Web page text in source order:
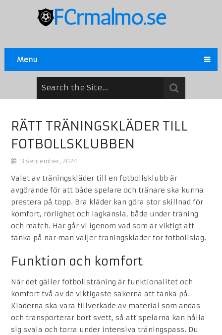
Menu
RÄTT TRÄNINGSKLÄDER TILL
FOTBOLLSKLUBBEN
13 september, 2024
Valet av träningskläder till en fotbollsklubb är
avgörande för att både spelare och tränare ska kunna
prestera på topp. Bra kläder kan göra stor skillnad för
komfort, rörlighet och lagkänsla, både under träning
och match. Här går vi igenom vad som är viktigt att
tänka på när man väljer träningskläder för fotbollslag.
Funktion och komfort
När det gäller fotbollsträning är funktionalitet och
komfort två av de viktigaste sakerna att tänka på.
Kläderna ska vara tillverkade av material som andas
och transporterar bort svett, så att spelarna kan hålla
sig svala och torra under intensiva träningspass. Du